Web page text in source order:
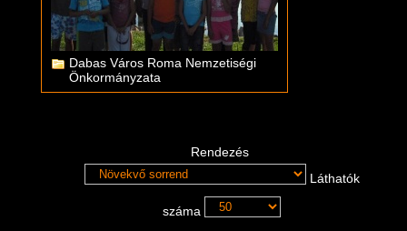
Dabas Város Roma Nemzetiségi
Önkormányzata
Rendezés
Láthatók
száma